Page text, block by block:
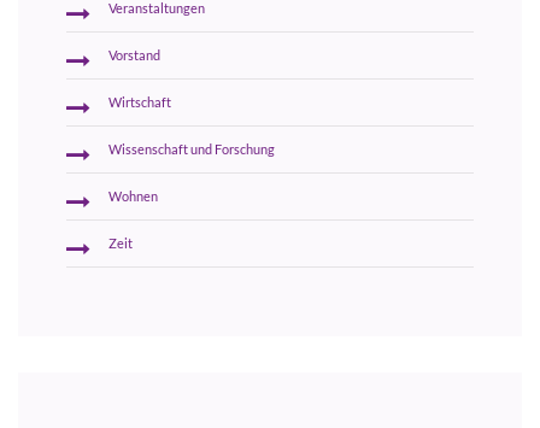
Veranstaltungen
Vorstand
Wirtschaft
Wissenschaft und Forschung
Wohnen
Zeit